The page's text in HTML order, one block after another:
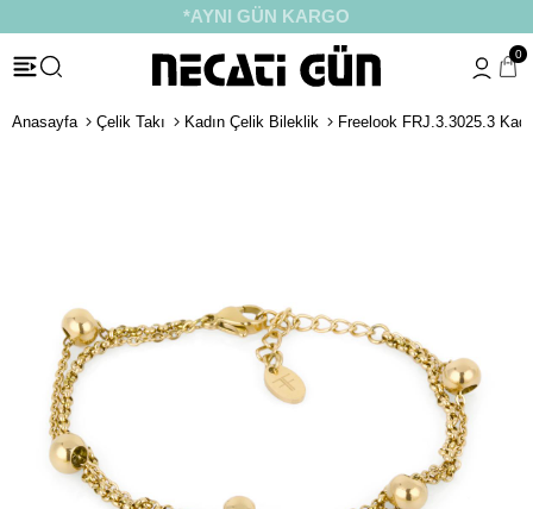
*AYNI GÜN KARGO
0
Anasayfa Çelik Takı Kadın Çelik Bileklik Freelook FRJ.3.3025.3